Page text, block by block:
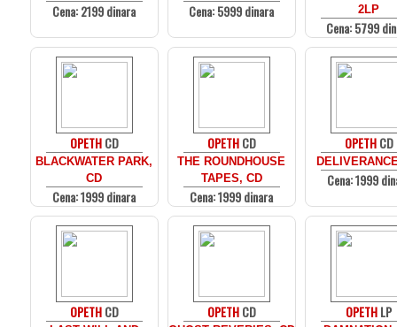
Cena: 2199 dinara Cena: 5999 dinara
2LP
Cena: 5799
OPETHCD
BLACKWATER PARK,
CD
Cena: 1999 dinara
OPETHCD
THE ROUNDHOUSE
TAPES, CD
Cena: 1999 dinara
OPETHCD
Cena: 1999
OPETHCD OPETHCD OPETHLP